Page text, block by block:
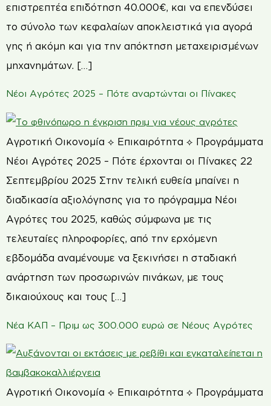
επιστρεπτέα επιδότηση 40.000€, και να επενδύσει
το σύνολο των κεφαλαίων αποκλειστικά για αγορά
γης ή ακόμη και για την απόκτηση μεταχειρισμένων
μηχανημάτων. […]
Νέοι Αγρότες 2025 – Πότε αναρτώνται οι Πίνακες
Αγροτική Οικονομία ⟡ Επικαιρότητα ⟡ Προγράμματα
Νέοι Αγρότες 2025 – Πότε έρχονται οι Πίνακες 22
Σεπτεμβρίου 2025 Στην τελική ευθεία μπαίνει η
διαδικασία αξιολόγησης για το πρόγραμμα Νέοι
Αγρότες του 2025, καθώς σύμφωνα με τις
τελευταίες πληροφορίες, από την ερχόμενη
εβδομάδα αναμένουμε να ξεκινήσει η σταδιακή
ανάρτηση των προσωρινών πινάκων, με τους
δικαιούχους και τους […]
Νέα ΚΑΠ – Πριμ ως 300.000 ευρώ σε Νέους Αγρότες
Αγροτική Οικονομία ⟡ Επικαιρότητα ⟡ Προγράμματα